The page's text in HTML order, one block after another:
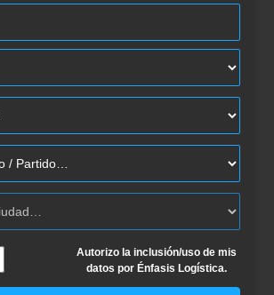
Autorizo la inclusión/uso de mis
datos por Énfasis Logística.